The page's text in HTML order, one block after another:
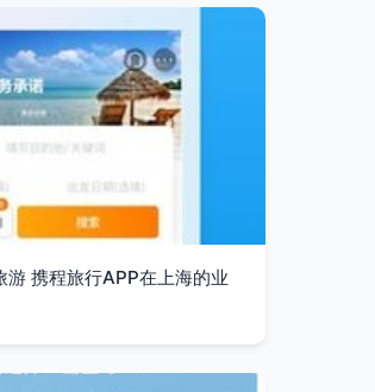
游 携程旅行APP在上海的业